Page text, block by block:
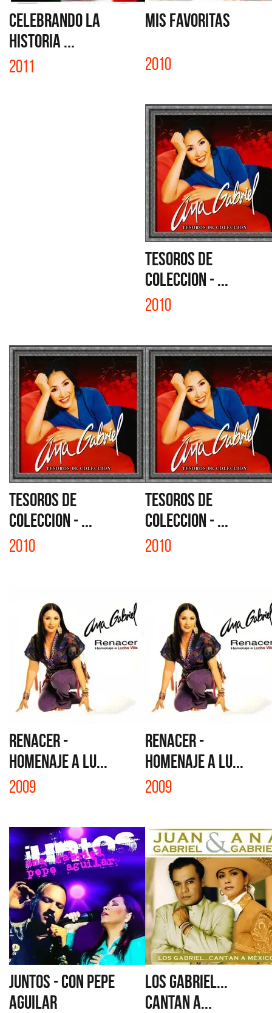
CELEBRANDO LA
HISTORIA ...
2011
MIS FAVORITAS
2010
TESOROS DE
COLECCION - ...
2010
TESOROS DE
COLECCION - ...
2010
TESOROS DE
COLECCION - ...
2010
RENACER -
HOMENAJE A LU...
2009
RENACER -
HOMENAJE A LU...
2009
JUNTOS - CON PEPE
AGUILAR
LOS GABRIEL...
CANTAN A...